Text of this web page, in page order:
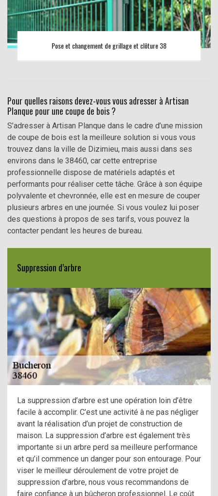
Pose et changement de grillage et clôture 38
Pour quelles raisons devez-vous vous adresser à Artisan
Planque pour une coupe de bois ?
S’adresser à Artisan Planque dans le cadre d’une mission
de coupe de bois est la meilleure solution si vous vous
trouvez dans la ville de Dizimieu, mais aussi dans ses
environs dans le 38460, car cette entreprise
professionnelle dispose de matériels adaptés et
performants pour réaliser cette tâche. Grâce à son équipe
polyvalente et chevronnée, elle est en mesure de couper
plusieurs arbres en une journée. Si vous voulez lui poser
des questions à propos de ses tarifs, vous pouvez la
contacter pendant les heures de bureau.
Suppression d’arbre
La suppression d’arbre est une opération loin d’être
facile à accomplir. C’est une activité à ne pas négliger
avant la réalisation d’un projet de construction de
maison. La suppression d’arbre est également très
importante si un arbre perd sa meilleure performance
et qu’il commence un danger pour son entourage. Pour
viser le meilleur déroulement de votre projet de
suppression d’arbre, nous vous recommandons de
faire confiance à un bûcheron professionnel. Le coût